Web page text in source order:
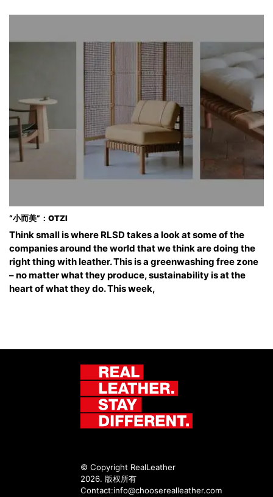
“小而美”：OTZI
Think small is where RLSD takes a look at some of the
companies around the world that we think are doing the
right thing with leather. This is a greenwashing free zone
– no matter what they produce, sustainability is at the
heart of what they do. This week,
© Copyright RealLeather
2026. 版权所有
Contact:info@chooserealleather.com